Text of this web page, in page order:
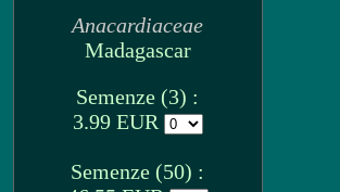
Anacardiaceae
Madagascar
Semenze (3) :
3.99 EUR
Semenze (50) :